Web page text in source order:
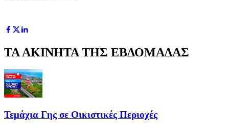
ΤΑ ΑΚΙΝΗΤΑ ΤΗΣ ΕΒΔΟΜΑΔΑΣ
Τεμάχια Γης σε Οικιστικές Περιοχές